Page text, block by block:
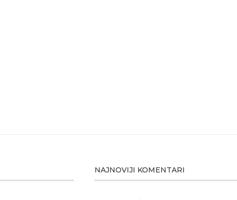
NAJNOVIJI KOMENTARI